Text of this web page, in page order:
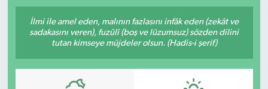
İlmi ile amel eden, malının fazlasını infâk eden (zekât ve
sadakasını veren), fuzûlî (boş ve lüzumsuz) sözden dilini
tutan kimseye müjdeler olsun. (Hadis-i şerif)